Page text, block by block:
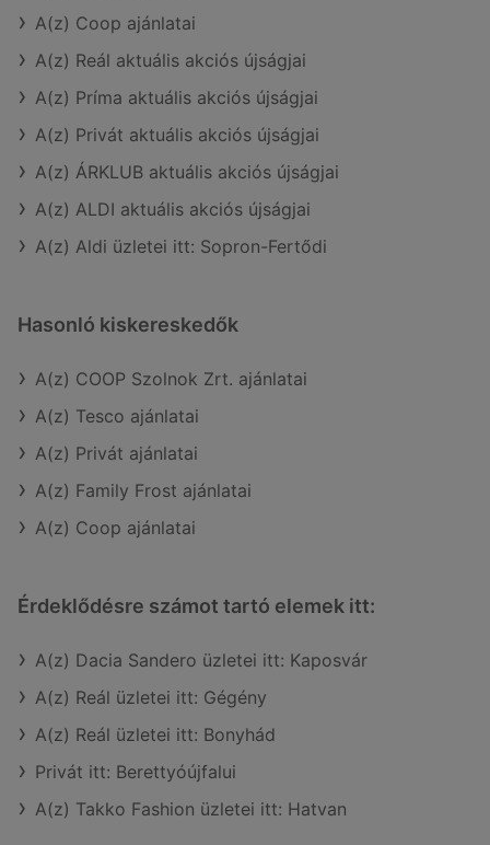
A(z) Coop ajánlatai
A(z) Reál aktuális akciós újságjai
A(z) Príma aktuális akciós újságjai
A(z) Privát aktuális akciós újságjai
A(z) ÁRKLUB aktuális akciós újságjai
A(z) ALDI aktuális akciós újságjai
A(z) Aldi üzletei itt: Sopron-Fertődi
Hasonló kiskereskedők
A(z) COOP Szolnok Zrt. ajánlatai
A(z) Tesco ajánlatai
A(z) Privát ajánlatai
A(z) Family Frost ajánlatai
A(z) Coop ajánlatai
Érdeklődésre számot tartó elemek itt:
A(z) Dacia Sandero üzletei itt: Kaposvár
A(z) Reál üzletei itt: Gégény
A(z) Reál üzletei itt: Bonyhád
Privát itt: Berettyóújfalui
A(z) Takko Fashion üzletei itt: Hatvan